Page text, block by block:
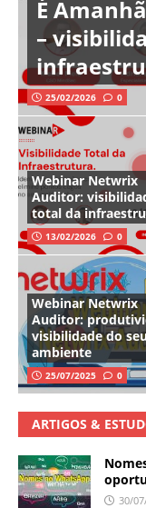
É
–
25/02/2026 0
Webinar Netwrix
Auditor:
total da
13/02/2026 0
Webinar Netwrix
Auditor:
visibilidade do
ambiente
25/07/2025 0
ARTIGOS &
30/